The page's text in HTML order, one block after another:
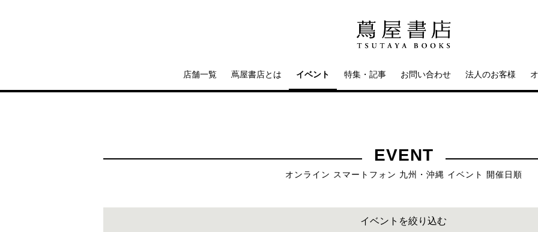
店舗一覧 蔦屋書店とは イベント 特集・記事 お問い合わせ 法人のお客様
EVENT
オンライン スマートフォン 九州・沖縄 イベント 開催日順
イベントを絞り込む